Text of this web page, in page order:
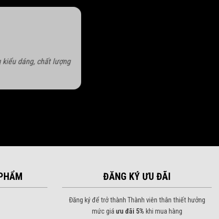
dáng, chất lượng
ĐĂNG KÝ ƯU ĐÃI
Đăng ký để trở thành Thành viên thân thiết hưởng
mức giáưu đãi 5% khi mua hàng